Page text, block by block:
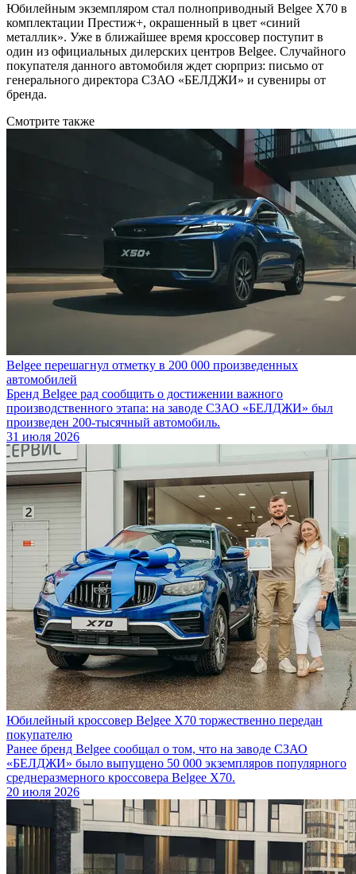
Юбилейным экземпляром стал полноприводный Belgee X70 в
комплектации Престиж+, окрашенный в цвет «синий
металлик». Уже в ближайшее время кроссовер поступит в
один из официальных дилерских центров Belgee. Случайного
покупателя данного автомобиля ждет сюрприз: письмо от
генерального директора СЗАО «БЕЛДЖИ» и сувениры от
бренда.
Смотрите также
Belgee перешагнул отметку в 200 000 произведенных
автомобилей
Бренд Belgee рад сообщить о достижении важного
производственного этапа: на заводе СЗАО «БЕЛДЖИ» был
произведен 200-тысячный автомобиль.
31 июля 2026
Юбилейный кроссовер Belgee X70 торжественно передан
покупателю
Ранее бренд Belgee сообщал о том, что на заводе СЗАО
«БЕЛДЖИ» было выпущено 50 000 экземпляров популярного
среднеразмерного кроссовера Belgee X70.
20 июля 2026